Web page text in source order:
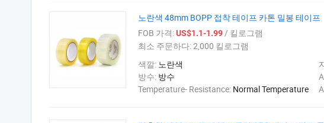
노란색 48mm BOPP 접착 테이프 카톤 밀봉 테이프
FOB 가격:US$1.1-1.99/ 킬로그램
최소 주문하다:2,000 킬로그램
색깔: 노란색
방수: 방수
Temperature- Resistance: Normal Temperature